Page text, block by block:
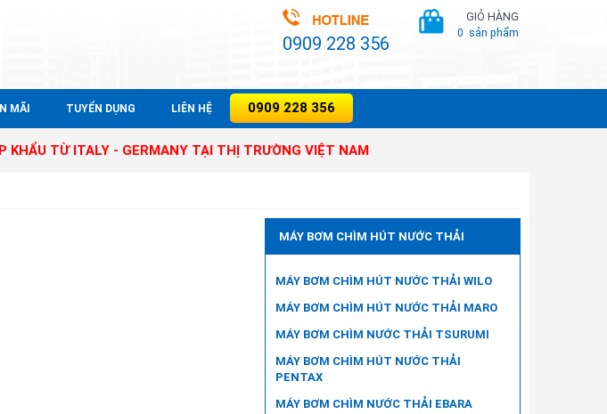
0909 228 356
GIỎ HÀNG
0 sản phẩm
MÃI TUYỂN DỤNG LIÊN HỆ 0909 228 356
ITALY - GERMANY TẠI THỊ TRƯỜNG VIỆT NAM
MÁY BƠM CHÌM HÚT NƯỚC THẢI
MÁY BƠM CHÌM HÚT NƯỚC THẢI WILO
MÁY BƠM CHÌM HÚT NƯỚC THẢI MARO
MÁY BƠM CHÌM NƯỚC THẢI TSURUMI
MÁY BƠM CHÌM HÚT NƯỚC THẢI
PENTAX
MÁY BƠM CHÌM NƯỚC THẢI EBARA